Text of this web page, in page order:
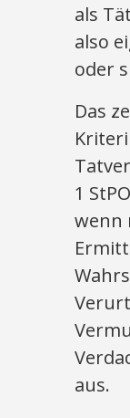
als
also
oder
Das
1
wenn
aus.